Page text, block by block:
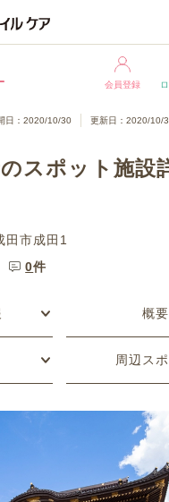
会員登録
日：2020/10/30 更新日：2020/10/
スポット施設
田市成田1
0件
概要
周辺ス